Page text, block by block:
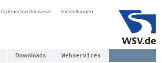
Datenschutzhinweise Einstellungen
Downloads Webservices